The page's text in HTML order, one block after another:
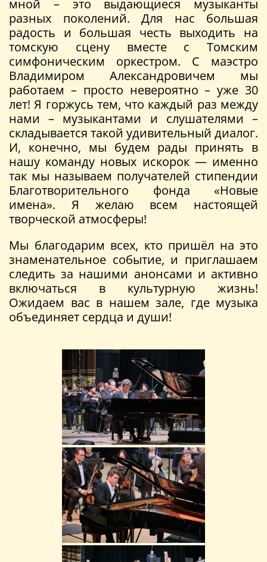
мной – это выдающиеся музыканты
разных поколений. Для нас большая
радость и большая честь выходить на
томскую сцену вместе с Томским
симфоническим оркестром. С маэстро
Владимиром Александровичем мы
работаем – просто невероятно – уже 30
лет! Я горжусь тем, что каждый раз между
нами – музыкантами и слушателями –
складывается такой удивительный диалог.
И, конечно, мы будем рады принять в
нашу команду новых искорок — именно
так мы называем получателей стипендии
Благотворительного фонда «Новые
имена». Я желаю всем настоящей
творческой атмосферы!
Мы благодарим всех, кто пришёл на это
знаменательное событие, и приглашаем
следить за нашими анонсами и активно
включаться в культурную жизнь!
Ожидаем вас в нашем зале, где музыка
объединяет сердца и души!